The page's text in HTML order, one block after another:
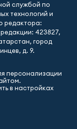
службой по
технологий и
редактора:
423827,
город
д. 9.
персонализации
в настройках